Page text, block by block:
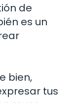
de
es un
bien,
tus